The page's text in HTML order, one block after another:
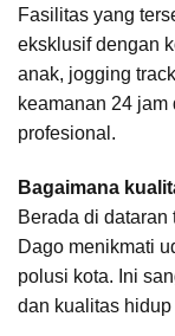
Fasilitas yang
eksklusif dengan
anak, jogging
keamanan 24
profesional.
Bagaimana
Berada di
Dago menikmati
polusi kota. Ini
dan kualitas